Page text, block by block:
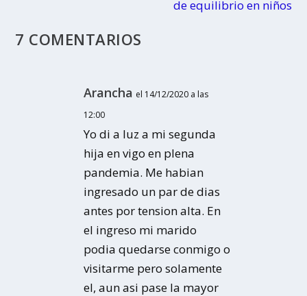
de equilibrio en niños
7 COMENTARIOS
Arancha el 14/12/2020 a las
12:00
Yo di a luz a mi segunda
hija en vigo en plena
pandemia. Me habian
ingresado un par de dias
antes por tension alta. En
el ingreso mi marido
podia quedarse conmigo o
visitarme pero solamente
el, aun asi pase la mayor